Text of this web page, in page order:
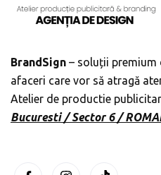
BrandSign – soluții premium
afaceri care vor să atragă
Atelier de productie
Bucuresti / Sector 6 /